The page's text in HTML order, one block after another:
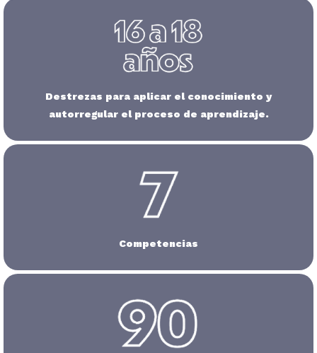
Destrezas para aplicar el conocimiento y
autorregular el proceso de aprendizaje.
Competencias